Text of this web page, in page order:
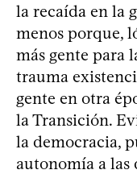
la recaída en la
menos porque,
más gente para
trauma
gente en otra
la Transición.
la democracia,
autonomía a las